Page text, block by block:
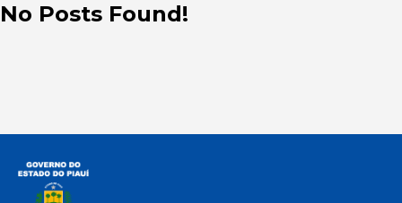
No Posts Found!